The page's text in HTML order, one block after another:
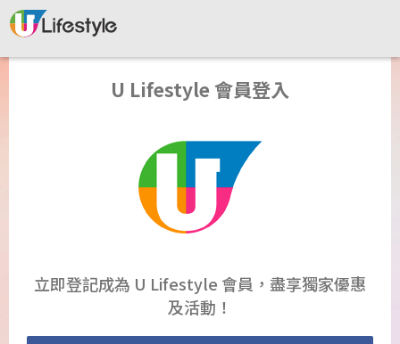
U Lifestyle 會員登入
立即登記成為 U Lifestyle 會員，盡享獨家優惠
及活動！